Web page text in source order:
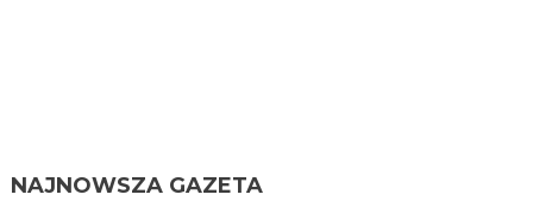
NAJNOWSZA GAZETA